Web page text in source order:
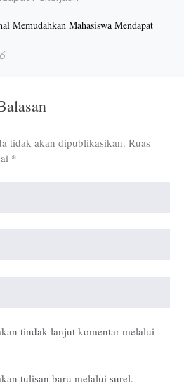
Memudahkan Mahasiswa Mendapat
tidak akan dipublikasikan. Ruas
*
tindak lanjut komentar melalui
tulisan baru melalui surel.